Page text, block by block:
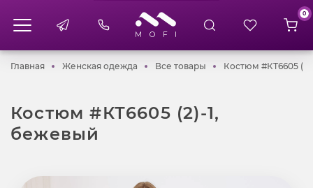
0
ГлавнаяГлавнаяЖенская одежда Женская одежда
Все товары Все товары
Костюм #КТ6605
Костюм #КТ6605 (2)-1,
бежевый